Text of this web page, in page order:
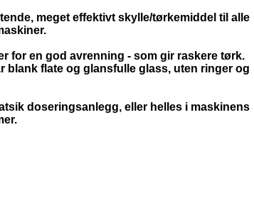
meget effektivt skylle/tørkemiddel til alle
for en god avrenning - som gir raskere tørk.
blank flate og glansfulle glass, uten ringer og
doseringsanlegg, eller helles i maskinens